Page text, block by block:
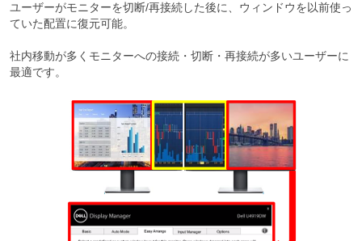
ユーザーがモニターを切断/再接続した後に、ウィンドウを以前使っ
ていた配置に復元可能。
社内移動が多くモニターへの接続・切断・再接続が多いユーザーに
最適です。